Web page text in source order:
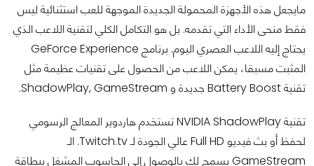
مايجعل هذه الأجهزة المحمولة الجديدة الموجهة للعب استثنائية ليس
فقط منحى الأداء التي تقدمه. بل هو التكامل الكلي لتقنية اللاعب الذي
يحتاج إليه اللاعب العصري اليوم. برنامج GeForce Experience
المثبت مسبقا، يمكن اللاعب من الحصول على تقنيات عظيمة مثل
تقنية Battery Boost جديدة و ShadowPlay, GameStream.
تقنية NVIDIA ShadowPlay تستخدم هاردوير المعالج الرسومي
لحفظ أو بث فيديو Full HD عالي الجودة لـ Twitch.tv. الـ
GameStream يسمح لك بالوصول إلى الحاسوب المشغل ببطاقة